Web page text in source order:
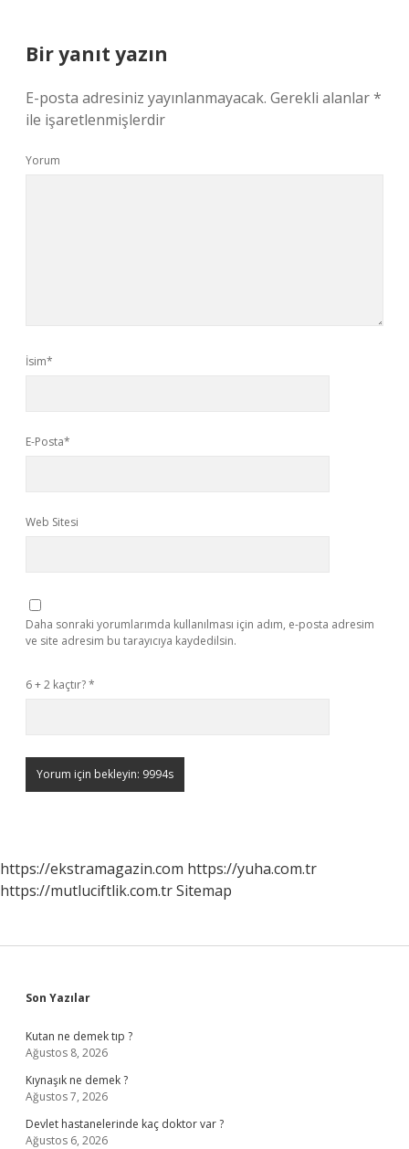
Bir yanıt yazın
E-posta adresiniz yayınlanmayacak. Gerekli alanlar*
ile işaretlenmişlerdir
Yorum
İsim*
E-Posta*
Web Sitesi
Daha sonraki yorumlarımda kullanılması için adım, e-posta adresim
ve site adresim bu tarayıcıya kaydedilsin.
6 + 2 kaçtır?*
https://ekstramagazin.com https://yuha.com.tr
https://mutluciftlik.com.trSitemap
Sidebar
Son Yazılar
Kutan ne demek tıp ?
Ağustos 8, 2026
Kıynaşık ne demek ?
Ağustos 7, 2026
Devlet hastanelerinde kaç doktor var ?
Ağustos 6, 2026